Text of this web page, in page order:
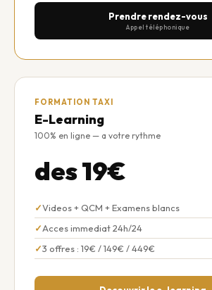
Prendre rendez-vous
Appel téléphonique
FORMATION TAXI
E-Learning
100% en ligne — a votre rythme
des 19€
Videos + QCM + Examens blancs
Acces immediat 24h/24
3 offres : 19€ / 149€ / 449€